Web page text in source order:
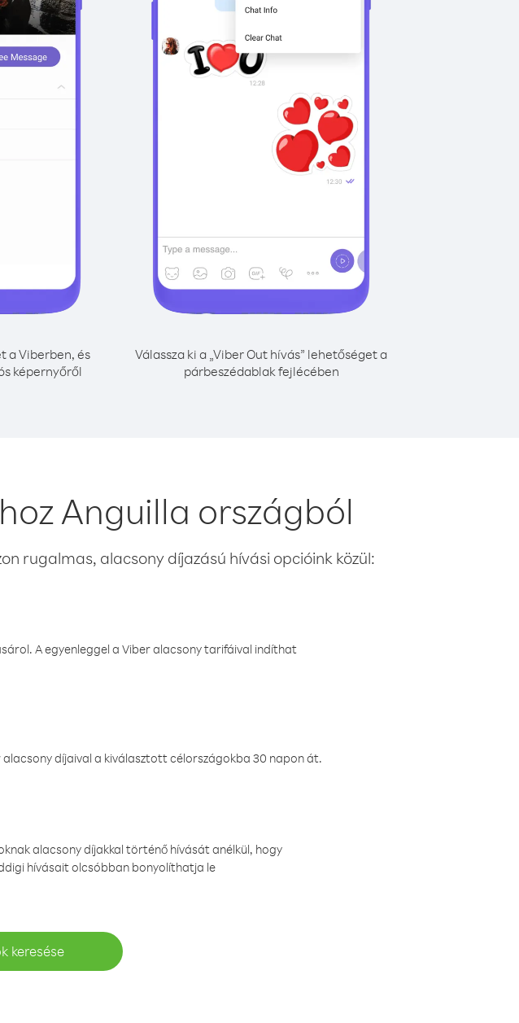
a Viberben, és
képernyőről
Válassza ki a „Viber Out hívás” lehetőséget a
párbeszédablak fejlécében
Anguilla országból
rugalmas, alacsony díjazású hívási opcióink közül:
A egyenleggel a Viber alacsony tarifáival indíthat
díjaival a kiválasztott célországokba 30 napon át.
alacsony díjakkal történő hívását anélkül, hogy
hívásait olcsóbban bonyolíthatja le
keresése